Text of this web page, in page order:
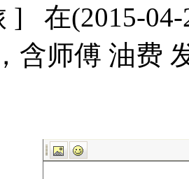
] 在(2015-04-
含师傅 油费